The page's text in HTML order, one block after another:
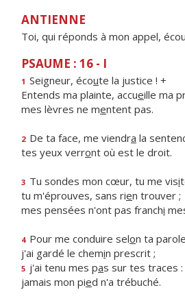
ANTIENNE
Toi, qui réponds à mon appel,
PSAUME : 16 - I
1 Seigneur, écoute la justice ! +
Entends ma plainte, accueille ma
mes lèvres ne mentent pas.
2 De ta face, me viendra la
tes yeux verront où est le droit.
3 Tu sondes mon cœur, tu me visi
tu m'éprouves, sans rien trouver ;
mes pensées n'ont pas franchi
4 Pour me conduire selon ta
j'ai gardé le chemin prescrit ;
5 j'ai tenu mes pas sur tes traces :
jamais mon pied n'a trébuché.